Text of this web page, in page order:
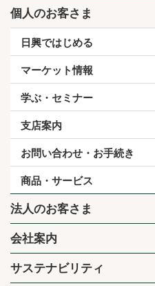
個人のお客さま
日興ではじめる
マーケット情報
学ぶ・セミナー
支店案内
お問い合わせ・お手続き
商品・サービス
法人のお客さま
会社案内
サステナビリティ